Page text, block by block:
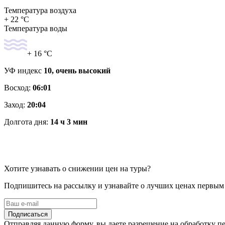
Температура воздуха
+ 22 °C
Температура воды
+ 16 °C
УФ индекс 10, очень высокий
Восход: 06:01
Заход: 20:04
Долгота дня: 14 ч 3 мин
Хотите узнавать о снижении цен на туры?
Подпишитесь на рассылку и узнавайте о лучших ценах первым
Подписаться